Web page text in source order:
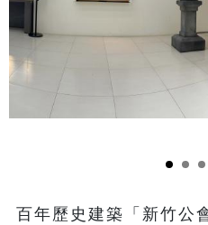
百年歷史建築「新竹公